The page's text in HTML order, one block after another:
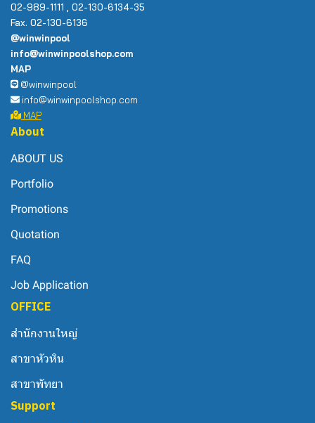
02-989-1111 , 02-130-6134-35
Fax. 02-130-6136
@winwinpool
info@winwinpoolshop.com
MAP
@winwinpool
info@winwinpoolshop.com
MAP
About
ABOUT US
Portfolio
Promotions
Quotation
FAQ
Job Application
OFFICE
สำนักงานใหญ่
สาขาหัวหิน
สาขาพัทยา
Support